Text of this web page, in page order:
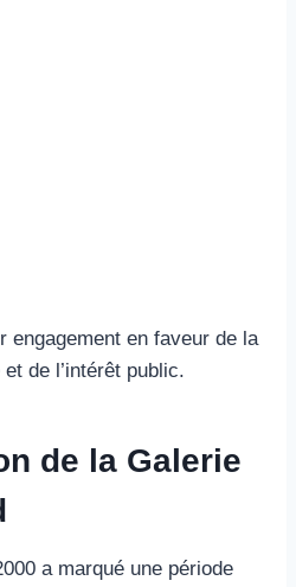
engagement en faveur de la
de l’intérêt public.
de la Galerie
a marqué une période